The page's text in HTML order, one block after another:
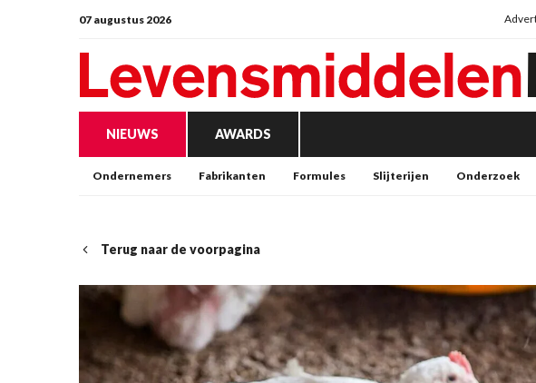
07 augustus 2026
NIEUWS AWARDS
Ondernemers Fabrikanten Formules Slijterijen Onderzoek
Terug naar de voorpagina